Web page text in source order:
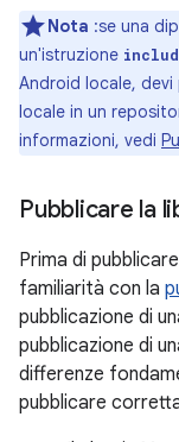
Nota :se una
un'istruzione
Android locale,
locale in un
informazioni, vedi
Pubblicare la
Prima di
familiarità con la
pubblicazione di
pubblicazione di
differenze
pubblicare